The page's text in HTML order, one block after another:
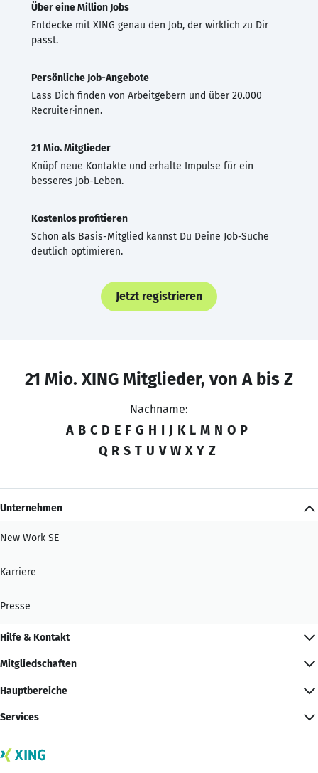
Über eine Million Jobs
Entdecke mit XING genau den Job, der wirklich zu Dir
passt.
Persönliche Job-Angebote
Lass Dich finden von Arbeitgebern und über 20.000
Recruiter·innen.
21 Mio. Mitglieder
Knüpf neue Kontakte und erhalte Impulse für ein
besseres Job-Leben.
Kostenlos profitieren
Schon als Basis-Mitglied kannst Du Deine Job-Suche
deutlich optimieren.
Jetzt registrieren
21 Mio. XING Mitglieder, von A bis Z
Nachname:
A B C D E F G H I J K L M N O P
Q R S T U V W X Y Z
Unternehmen
New Work SE
Karriere
Presse
Hilfe & Kontakt
Mitgliedschaften
Hauptbereiche
Services